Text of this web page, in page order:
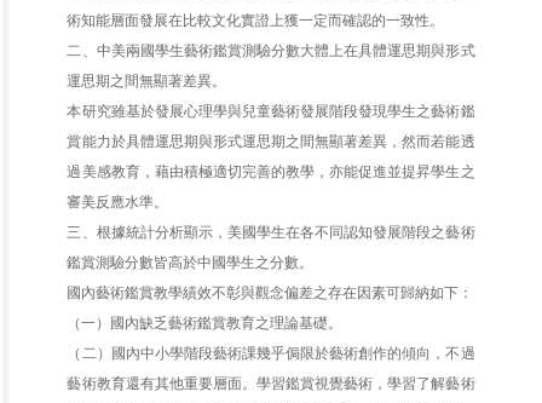
術知能層面發展在比較文化實證上獲一定而確認的一致性。
二、中美兩國學生藝術鑑賞測驗分數大體上在具體運思期與形式
運思期之間無顯著差異。
本研究雖基於發展心理學與兒童藝術發展階段發現學生之藝術鑑
賞能力於具體運思期與形式運思期之間無顯著差異，然而若能透
過美感教育，藉由積極適切完善的教學，亦能促進並提昇學生之
審美反應水準。
三、根據統計分析顯示，美國學生在各不同認知發展階段之藝術
鑑賞測驗分數皆高於中國學生之分數。
國內藝術鑑賞教學績效不彰與觀念偏差之存在因素可歸納如下：
（一）國內缺乏藝術鑑賞教育之理論基礎。
（二）國內中小學階段藝術課幾乎侷限於藝術創作的傾向，不過
藝術教育還有其他重要層面。學習鑑賞視覺藝術，學習了解藝術